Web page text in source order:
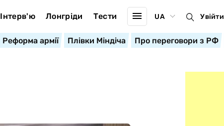
Інтерв'ю Лонгріди Тести UA Увійти
Реформа армії Плівки Міндіча Про переговори з РФ